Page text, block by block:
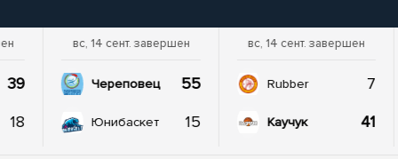
39
18
вс, 14 сент. завершен
Череповец 55
Юнибаскет 15
вс, 14 сент. завершен
Rubber 7
Каучук 41